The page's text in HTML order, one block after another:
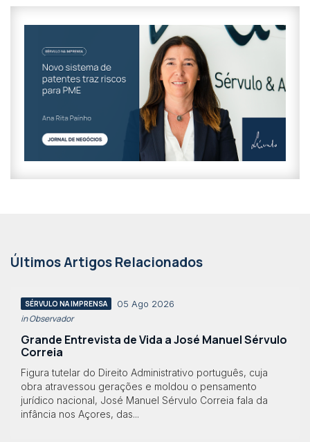
Últimos Artigos Relacionados
SÉRVULO NA IMPRENSA 05 Ago 2026
in Observador
Grande Entrevista de Vida a José Manuel Sérvulo
Correia
Figura tutelar do Direito Administrativo português, cuja
obra atravessou gerações e moldou o pensamento
jurídico nacional, José Manuel Sérvulo Correia fala da
infância nos Açores, das...